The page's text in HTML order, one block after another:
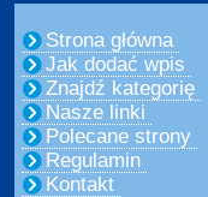
Strona główna
Jak dodać wpis
Znajdź kategorię
Nasze linki
Polecane strony
Regulamin
Kontakt